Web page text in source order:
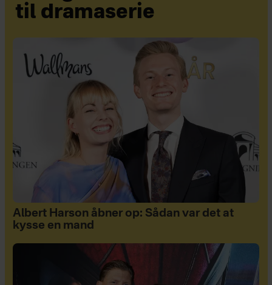
til dramaserie
Albert Harson åbner op: Sådan var det at
kysse en mand